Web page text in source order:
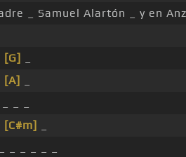
_ Samuel Alartón _ y en
[G]
[A]
[C#m]